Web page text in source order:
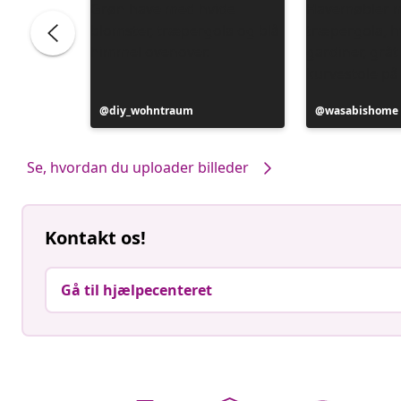
Opslag
offentliggjort
diy_wohntraum
Opslag
offentliggjort
wasabishome
Se, hvordan du uploader billeder
Kontakt os!
Gå til hjælpecenteret